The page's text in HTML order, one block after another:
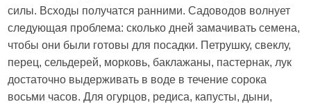
силы. Всходы получатся ранними. Садоводов волнует
следующая проблема: сколько дней замачивать семена,
чтобы они были готовы для посадки. Петрушку, свеклу,
перец, сельдерей, морковь, баклажаны, пастернак, лук
достаточно выдерживать в воде в течение сорока
восьми часов. Для огурцов, редиса, капусты, дыни,